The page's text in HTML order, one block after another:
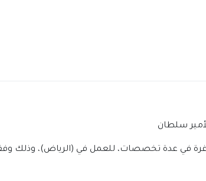
سلطان
في عدة تخصصات، للعمل في (الرياض)، وذلك